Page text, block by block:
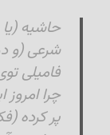
حاشیه
شرعی (و
فامیلی
چرا
پر کرده